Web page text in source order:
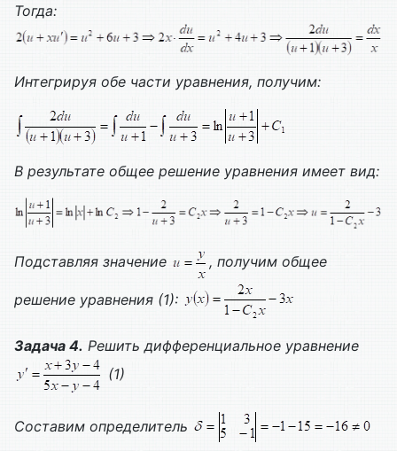
Тогда:
Интегрируя обе части уравнения, получим:
В результате общее решение уравнения имеет вид:
Подставляя значение , получим общее
решение уравнения (1):
Задача 4. Решить дифференциальное уравнение
(1)
Составим определитель